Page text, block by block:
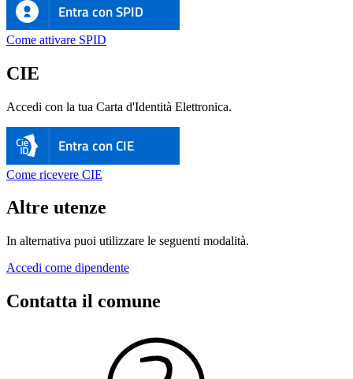
Entra con SPID
Come attivare SPID
CIE
Accedi con la tua Carta d'Identità Elettronica.
Entra con CIE
Come ricevere CIE
Altre utenze
In alternativa puoi utilizzare le seguenti modalità.
Accedi come dipendente
Contatta il comune